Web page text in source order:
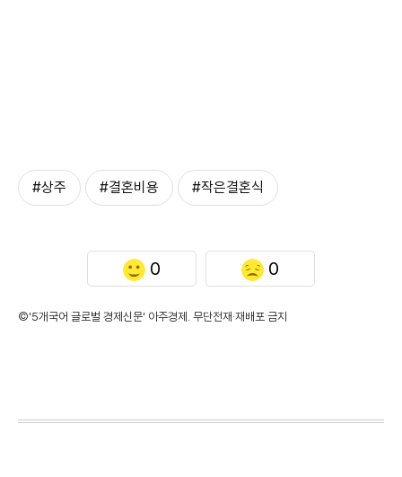
#상주 #결혼비용 #작은결혼식
0 0
©'5개국어 글로벌 경제신문' 아주경제. 무단전재·재배포 금지